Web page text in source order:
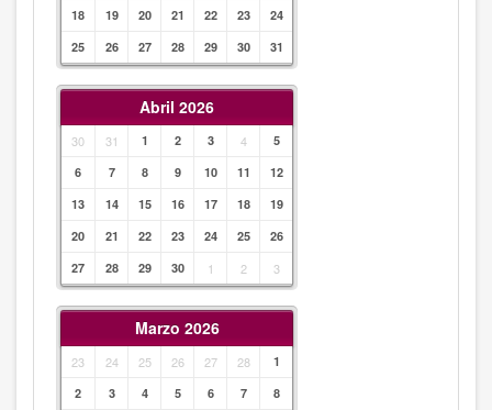
18
19 20 21 22 23
24
25
26 27 28 29 30 31
Abril 2026
30 31 1 2 3 4
5
6
7 8 9 10 11
12
13
14 15 16 17 18
19
20
21 22 23 24 25
26
27
28 29 30 1 2 3
Marzo 2026
23 24 25 26 27 28
1
2
3 4 5 6 7
8